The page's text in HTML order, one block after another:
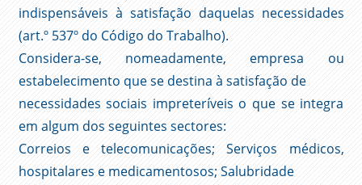
indispensáveis à satisfação daquelas necessidades
(art.º 537º do Código do Trabalho).
Considera-se, nomeadamente, empresa ou
estabelecimento que se destina à satisfação de
necessidades sociais impreteríveis o que se integra
em algum dos seguintes sectores:
Correios e telecomunicações; Serviços médicos,
hospitalares e medicamentosos; Salubridade